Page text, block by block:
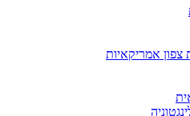
צפון אמריקאיות